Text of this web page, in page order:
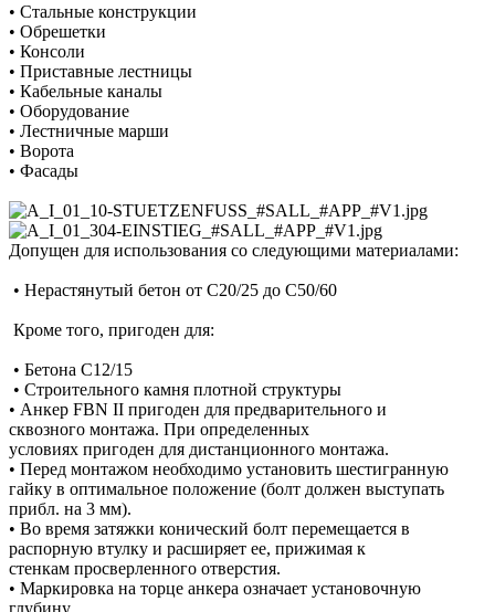
• Стальные конструкции
• Обрешетки
• Консоли
• Приставные лестницы
• Кабельные каналы
• Оборудование
• Лестничные марши
• Ворота
• Фасады
Допущен для использования со следующими материалами:
• Нерастянутый бетон от C20/25 до C50/60
Кроме того, пригоден для:
• Бетона C12/15
• Строительного камня плотной структуры
• Анкер FBN II пригоден для предварительного и
сквозного монтажа. При определенных
условиях пригоден для дистанционного монтажа.
• Перед монтажом необходимо установить шестигранную
гайку в оптимальное положение (болт должен выступать
прибл. на 3 мм).
• Во время затяжки конический болт перемещается в
распорную втулку и расширяет ее, прижимая к
стенкам просверленного отверстия.
• Маркировка на торце анкера означает установочную
глубину.